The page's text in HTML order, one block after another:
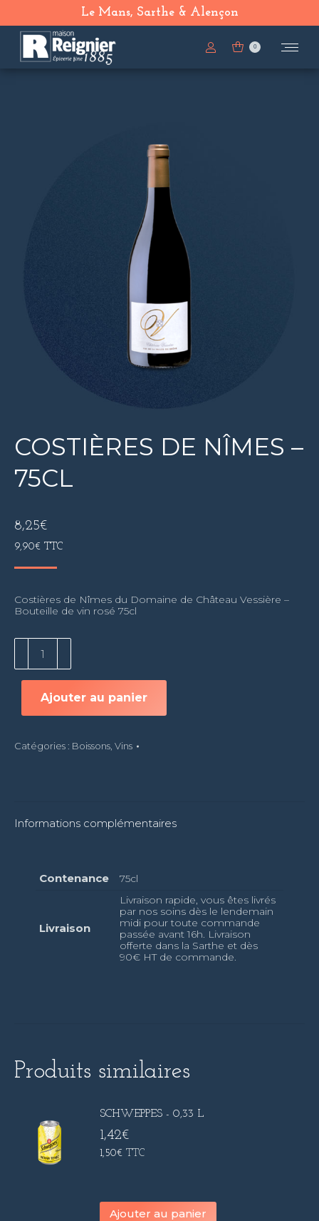
Le Mans, Sarthe & Alençon
0
COSTIÈRES DE NÎMES –
75CL
8,25€
9,90€ TTC
Costières de Nîmes du Domaine de Château Vessière –
Bouteille de vin rosé 75cl
Ajouter au panier
Catégories : Boissons Vins
Informations complémentaires
Contenance 75cl
Livraison
Livraison rapide, vous êtes livrés
par nos soins dès le lendemain
midi pour toute commande
passée avant 16h. Livraison
offerte dans la Sarthe et dès
90€ HT de commande.
Produits similaires
SCHWEPPES - 0,33 L
1,42€
1,50€ TTC
Ajouter au panier